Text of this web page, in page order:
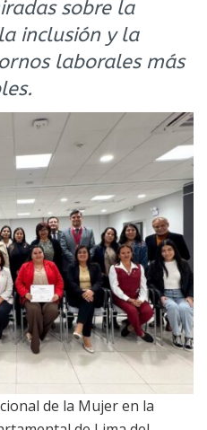
sobre la
inclusión y la
laborales más
de la Mujer en la